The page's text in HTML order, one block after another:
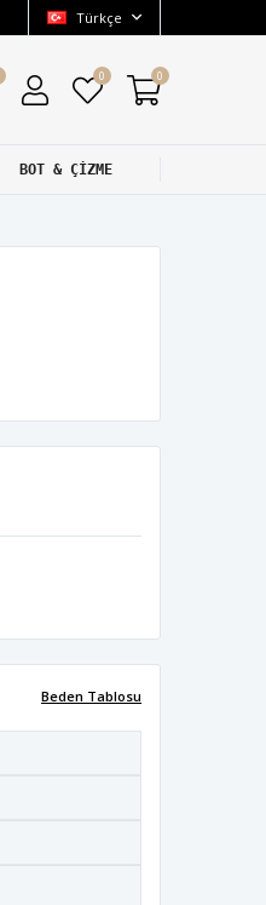
Türkçe
0 0
BOT & ÇİZME
Beden Tablosu